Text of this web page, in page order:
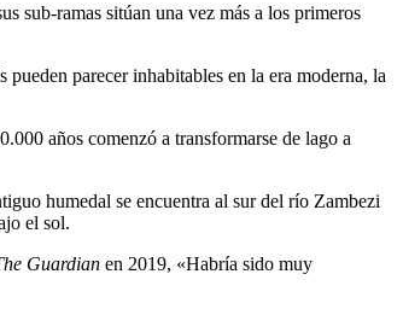
sub-ramas sitúan una vez más a los primeros
parecer inhabitables en la era moderna, la
años comenzó a transformarse de lago a
humedal se encuentra al sur del río Zambezi
el sol.
Guardian en 2019, «Habría sido muy